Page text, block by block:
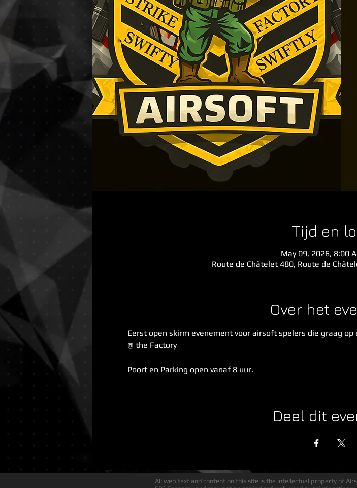
Tijd en
May 09, 2026, 8:00
Route de Châtelet 480, Route de
Over het
Eerst open skirm evenement voor airsoft spelers die graag op
@ the Factory
Poort en Parking open vanaf 8 uur.
Deel dit
All web text and content on this site is the intellectual property of